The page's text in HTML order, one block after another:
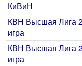
КиВиН
КВН Высшая Лига
игра
КВН Высшая Лига
игра